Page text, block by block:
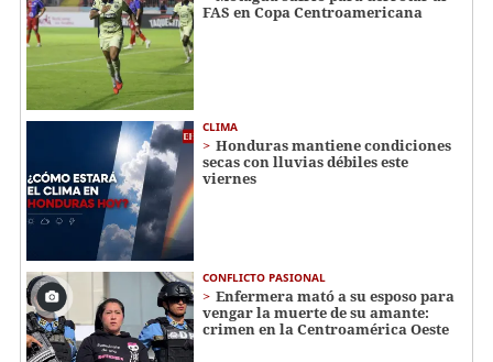
FAS en Copa Centroamericana
CLIMA
Honduras mantiene condiciones
secas con lluvias débiles este
viernes
CONFLICTO PASIONAL
Enfermera mató a su esposo para
vengar la muerte de su amante:
crimen en la Centroamérica Oeste